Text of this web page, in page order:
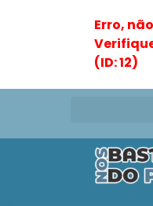
Erro,
(ID: 12)